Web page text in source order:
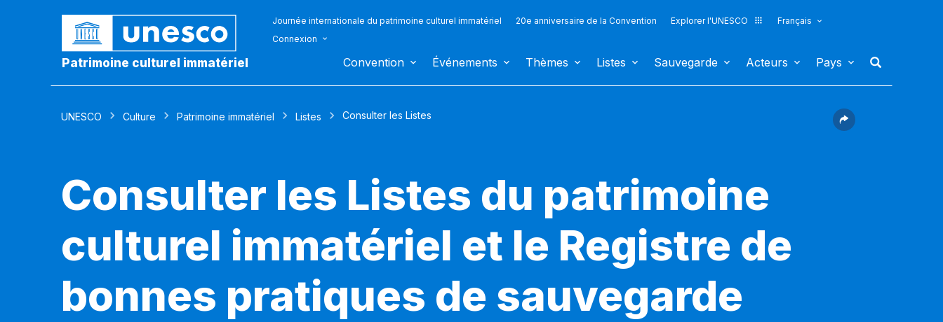
Patrimoine culturel immatériel
Journée internationale du patrimoine culturel immatériel 20e anniversaire de la Convention Explorer l'UNESCO
Français
Connexion
Convention Événements Thèmes Listes Sauvegarde Acteurs Pays
UNESCO Culture Patrimoine immatériel Listes Consulter les Listes
Consulter les Listes du patrimoine
culturel immatériel et le Registre de
bonnes pratiques de sauvegarde